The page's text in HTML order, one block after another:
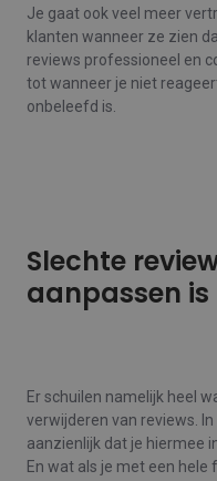
Je gaat ook veel meer
klanten wanneer ze zien
reviews professioneel en
tot wanneer je niet
onbeleefd is.
Slechte
aanpassen is
Er schuilen namelijk heel
verwijderen van reviews.
aanzienlijk dat je hiermee
En wat als je met een